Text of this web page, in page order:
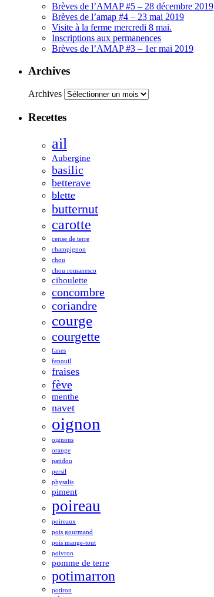
Brèves de l’AMAP #5 – 28 décembre 2019
Brèves de l’amap #4 – 23 mai 2019
Visite à la ferme mercredi 8 mai.
Inscriptions aux permanences
Brèves de l’AMAP #3 – 1er mai 2019
Archives
Archives
Recettes
ail
Aubergine
basilic
betterave
blette
butternut
carotte
cerise de terre
champignon
chou
chou romanesco
ciboulette
concombre
coriandre
courge
courgette
fanes
fenouil
fraises
fève
menthe
navet
oignon
oignons
orange
patidou
persil
physalis
piment
poireau
poireaux
pois gourmand
pois mange-tout
poivron
pomme de terre
potimarron
potiron